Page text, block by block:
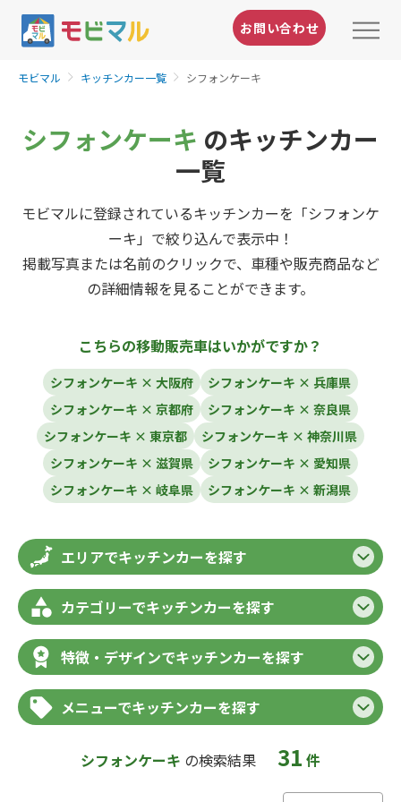
お問い合わせ
モビマル キッチンカー一覧 シフォンケーキ
シフォンケーキ のキッチンカー
一覧
モビマルに登録されているキッチンカーを「シフォンケ
ーキ」で絞り込んで表示中！
掲載写真または名前のクリックで、車種や販売商品など
の詳細情報を見ることができます。
こちらの移動販売車はいかがですか？
シフォンケーキ × 大阪府
シフォンケーキ × 兵庫県
シフォンケーキ × 京都府
シフォンケーキ × 奈良県
シフォンケーキ × 東京都
シフォンケーキ × 神奈川県
シフォンケーキ × 滋賀県
シフォンケーキ × 愛知県
シフォンケーキ × 岐阜県
シフォンケーキ × 新潟県
エリアでキッチンカーを探す
カテゴリーでキッチンカーを探す
特徴・デザインでキッチンカーを探す
メニューでキッチンカーを探す
シフォンケーキ の検索結果 31 件